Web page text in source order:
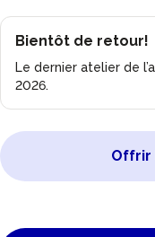
Bientôt de retour!
Le dernier atelier de
2026.
Offrir